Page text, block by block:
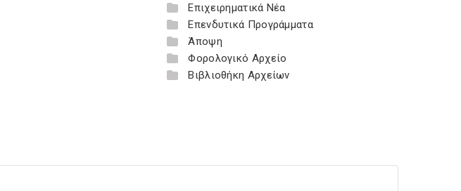
Επιχειρηματικά Νέα
Επενδυτικά Προγράμματα
Άποψη
Φορολογικό Αρχείο
Βιβλιοθήκη Αρχείων